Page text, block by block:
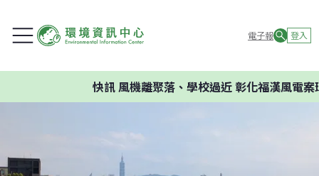
電子報 登入
風機離聚落、學校過近 彰化福漢風電案環委